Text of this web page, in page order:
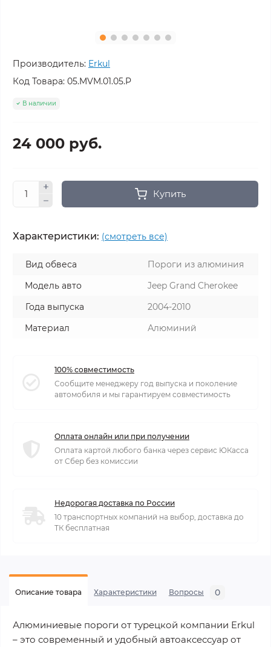
Производитель: Erkul
Код Товара: 05.MVM.01.05.P
В наличии
24 000 руб.
Купить
Характеристики: (смотреть все)
Вид обвеса
Пороги из алюминия
Модель авто
Jeep Grand Cherokee
Года выпуска
2004-2010
Материал
Алюминий
100% совместимость
Сообщите менеджеру год выпуска и поколение
автомобиля и мы гарантируем совместимость
Оплата онлайн или при получении
Оплата картой любого банка через сервис ЮКасса
от Сбер без комиссии
Недорогая доставка по России
10 транспортных компаний на выбор, доставка до
ТК бесплатная
Описание товара Характеристики Вопросы 0
Алюминиевые пороги от турецкой компании Erkul
– это современный и удобный автоаксессуар от